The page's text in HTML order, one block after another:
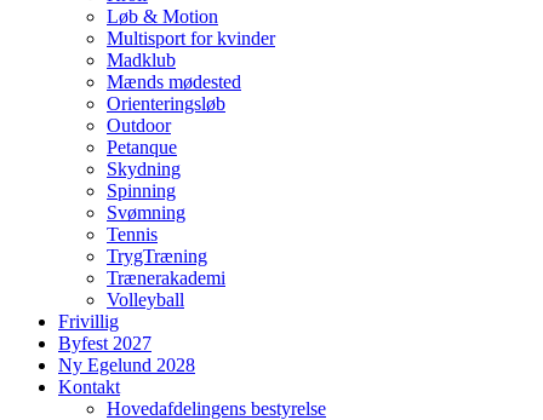
Løb & Motion
Multisport for kvinder
Madklub
Mænds mødested
Orienteringsløb
Outdoor
Petanque
Skydning
Spinning
Svømning
Tennis
TrygTræning
Trænerakademi
Volleyball
Frivillig
Byfest 2027
Ny Egelund 2028
Kontakt
Hovedafdelingens bestyrelse